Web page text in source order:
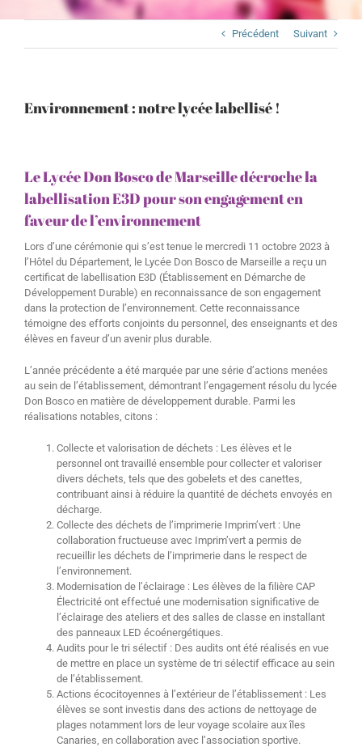
Précédent Suivant
Environnement : notre lycée labellisé !
Le Lycée Don Bosco de Marseille décroche la
labellisation E3D pour son engagement en
faveur de l’environnement
Lors d’une cérémonie qui s’est tenue le mercredi 11 octobre 2023 à
l’Hôtel du Département, le Lycée Don Bosco de Marseille a reçu un
certificat de labellisation E3D (Établissement en Démarche de
Développement Durable) en reconnaissance de son engagement
dans la protection de l’environnement. Cette reconnaissance
témoigne des efforts conjoints du personnel, des enseignants et des
élèves en faveur d’un avenir plus durable.
L’année précédente a été marquée par une série d’actions menées
au sein de l’établissement, démontrant l’engagement résolu du lycée
Don Bosco en matière de développement durable. Parmi les
réalisations notables, citons :
Collecte et valorisation de déchets : Les élèves et le
personnel ont travaillé ensemble pour collecter et valoriser
divers déchets, tels que des gobelets et des canettes,
contribuant ainsi à réduire la quantité de déchets envoyés en
décharge.
Collecte des déchets de l’imprimerie Imprim’vert : Une
collaboration fructueuse avec Imprim’vert a permis de
recueillir les déchets de l’imprimerie dans le respect de
l’environnement.
Modernisation de l’éclairage : Les élèves de la filière CAP
Électricité ont effectué une modernisation significative de
l’éclairage des ateliers et des salles de classe en installant
des panneaux LED écoénergétiques.
Audits pour le tri sélectif : Des audits ont été réalisés en vue
de mettre en place un système de tri sélectif efficace au sein
de l’établissement.
Actions écocitoyennes à l’extérieur de l’établissement : Les
élèves se sont investis dans des actions de nettoyage de
plages notamment lors de leur voyage scolaire aux îles
Canaries, en collaboration avec l’association sportive.